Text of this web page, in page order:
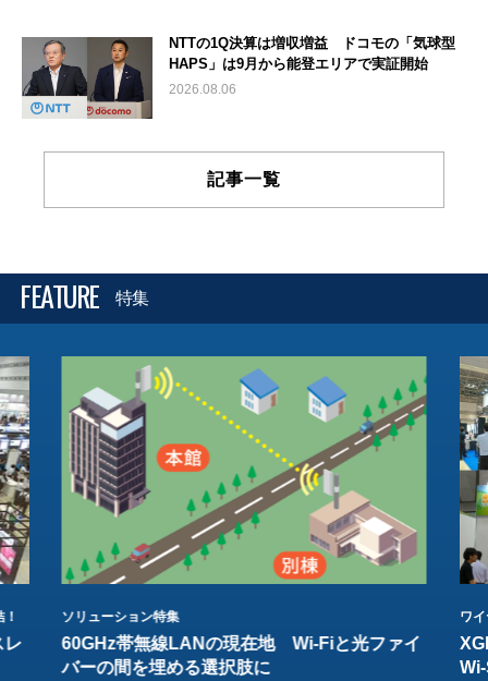
NTTの1Q決算は増収増益 ドコモの「気球型
HAPS」は9月から能登エリアで実証開始
2026.08.06
記事一覧
FEATURE 特集
レ
ソリューション特集
60GHz帯無線LANの現在地 Wi-Fiと光ファイ
バーの間を埋める選択肢に
ワ